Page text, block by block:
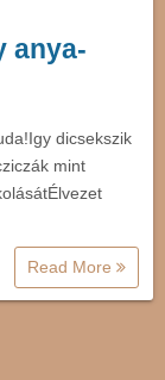
anya-
dicsekszik
mint
Read More